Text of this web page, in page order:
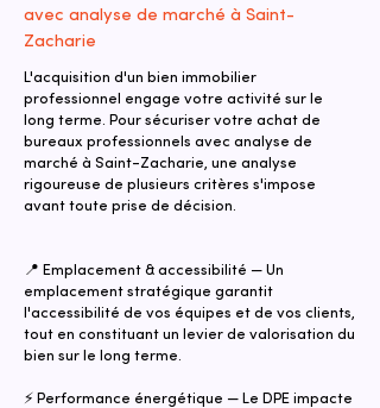
avec analyse de marché à Saint-
Zacharie
L'acquisition d'un bien immobilier
professionnel engage votre activité sur le
long terme. Pour sécuriser votre achat de
bureaux professionnels avec analyse de
marché à Saint-Zacharie, une analyse
rigoureuse de plusieurs critères s'impose
avant toute prise de décision.
📍 Emplacement & accessibilité — Un
emplacement stratégique garantit
l'accessibilité de vos équipes et de vos clients,
tout en constituant un levier de valorisation du
bien sur le long terme.
⚡ Performance énergétique — Le DPE impacte